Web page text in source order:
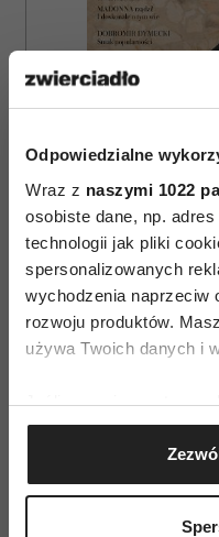
Odpowiedzialne
Wraz z naszymi 1022
osobiste dane, np.
technologii jak pliki
spersonalizowanych
wychodzenia naprzeciw
rozwoju produktów.
używa Twoich danych i
Jeśli wyrazisz na to
Gromadzić dane
geograficznej z
Identyfikować
E-